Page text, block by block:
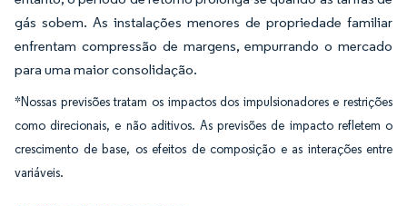
gás sobem. As instalações menores de propriedade familiar
enfrentam compressão de margens, empurrando o mercado
para uma maior consolidação.
*Nossas previsões tratam os impactos dos impulsionadores e restrições
como direcionais, e não aditivos. As previsões de impacto refletem o
crescimento de base, os efeitos de composição e as interações entre
variáveis.